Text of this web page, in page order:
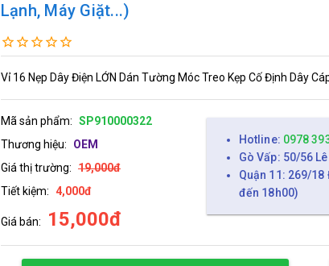
Lạnh, Máy Giặt...)
Vỉ 16 Nẹp Dây Điện LỚN Dán Tường Móc Treo Kẹp Cố Định Dây
Mã sản phẩm: SP910000322
Thương hiệu:
OEM
Giá thị trường: 19,000đ
Tiết kiệm: 4,000đ
Giá bán: 15,000đ
Hotline: 0978
Gò Vấp: 50/56
Quận 11: 269/18
đến 18h00)